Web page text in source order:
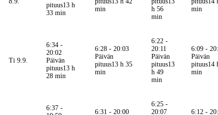
pituus13 h
33 min
min
h 56
min
min
Ti 9.9.
6:34 -
20:02
Päivän
pituus13 h
28 min
6:28 - 20:03
Päivän
pituus13 h 35
min
6:22 -
20:11
Päivän
pituus13
h 49
min
6:09 -
Päivän
pituus14
min
6:37 -
6:31 - 20:00
6:25 -
20:07
6:12 -